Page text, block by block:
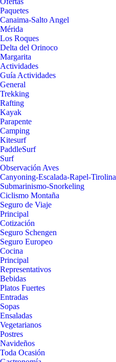
Paquetes
Canaima-Salto Angel
Mérida
Los Roques
Delta del Orinoco
Margarita
Actividades
Guía Actividades
General
Trekking
Rafting
Kayak
Parapente
Camping
Kitesurf
PaddleSurf
Surf
Observación Aves
Canyoning-Escalada-Rapel-Tirolina
Submarinismo-Snorkeling
Ciclismo Montaña
Seguro de Viaje
Principal
Cotización
Seguro Schengen
Seguro Europeo
Cocina
Principal
Representativos
Bebidas
Platos Fuertes
Entradas
Sopas
Ensaladas
Vegetarianos
Postres
Navideños
Toda Ocasión